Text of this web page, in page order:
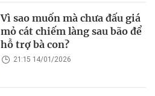
Vì sao muốn mà chưa đấu giá
mỏ cát chiếm làng sau bão để
hỗ trợ bà con?
21:15 14/01/2026